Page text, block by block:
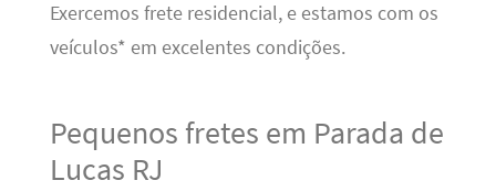
Exercemos frete residencial, e estamos com os
veículos* em excelentes condições.
Pequenos fretes em Parada de
Lucas RJ